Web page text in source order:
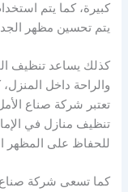
كبيرة، كما يتم
يتم تحسين مظهر
كذلك يساعد تنظيف
والراحة داخل
تعتبر شركة صناع
تنظيف منازل في
للحفاظ على المظهر
كما تسعى شركة